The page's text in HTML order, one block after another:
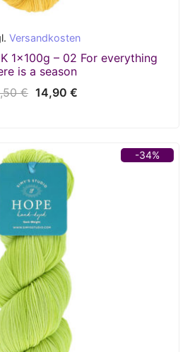
Versandkosten
1x100g – 02 For everything
is a season
€ Ursprünglicher
Preis
14,90 €
-34%